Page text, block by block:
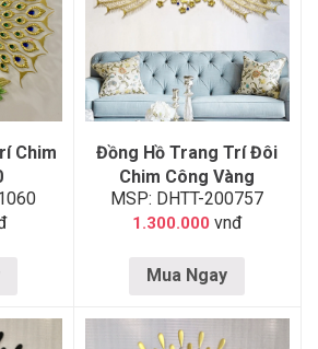
Chim
Đồng Hồ Trang Trí Đôi
Chim Công Vàng
MSP: DHTT-200757
1.300.000 vnđ
Mua Ngay